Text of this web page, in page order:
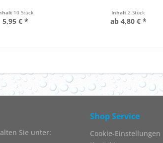
10 Stück
5,95 € *
Inhalt2 Stück
ab 4,80 € *
Sie unter:
Shop Service
Cookie-Einstellungen